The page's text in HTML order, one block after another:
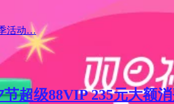
活动…
超级88VIP 235元大额